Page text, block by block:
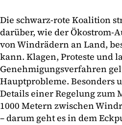
Die schwarz-rote Koalition
darüber, wie der Ökostrom-
von Windrädern an Land,
kann. Klagen, Proteste und
Genehmigungsverfahren
Hauptprobleme. Besonders
Details einer Regelung zum
1000 Metern zwischen
– darum geht es in dem